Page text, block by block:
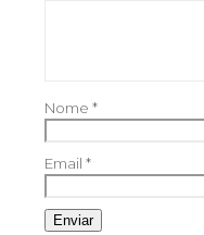
Nome *
Email *